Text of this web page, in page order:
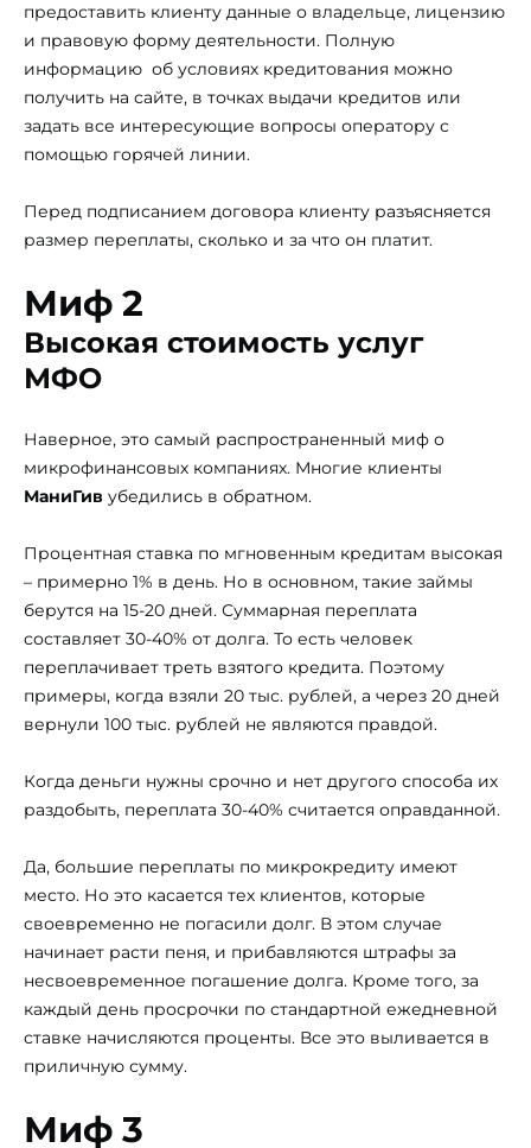
предоставить клиенту данные о владельце, лицензию
и правовую форму деятельности. Полную
информацию об условиях кредитования можно
получить на сайте, в точках выдачи кредитов или
задать все интересующие вопросы оператору с
помощью горячей линии.
Перед подписанием договора клиенту разъясняется
размер переплаты, сколько и за что он платит.
Миф 2
Высокая стоимость услуг
МФО
Наверное, это самый распространенный миф о
микрофинансовых компаниях. Многие клиенты
МаниГив убедились в обратном.
Процентная ставка по мгновенным кредитам высокая
– примерно 1% в день. Но в основном, такие займы
берутся на 15-20 дней. Суммарная переплата
составляет 30-40% от долга. То есть человек
переплачивает треть взятого кредита. Поэтому
примеры, когда взяли 20 тыс. рублей, а через 20 дней
вернули 100 тыс. рублей не являются правдой.
Когда деньги нужны срочно и нет другого способа их
раздобыть, переплата 30-40% считается оправданной.
Да, большие переплаты по микрокредиту имеют
место. Но это касается тех клиентов, которые
своевременно не погасили долг. В этом случае
начинает расти пеня, и прибавляются штрафы за
несвоевременное погашение долга. Кроме того, за
каждый день просрочки по стандартной ежедневной
ставке начисляются проценты. Все это выливается в
приличную сумму.
Миф 3